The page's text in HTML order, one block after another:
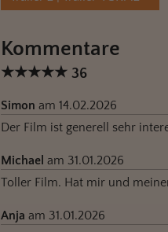
Kommentare
★★★★★ 36
Simon am 14.02.2026
Der Film ist generell sehr
Michael am 31.01.2026
Toller Film. Hat mir und
Anja am 31.01.2026